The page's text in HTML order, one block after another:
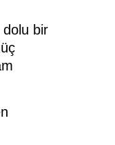
dolu bir